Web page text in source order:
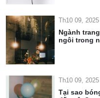
Th10 09, 2025
Ngành
ngôi trong
Th10 09, 2025
Tại sao